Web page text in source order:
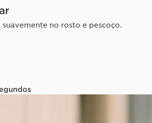
suavemente no rosto e pescoço.